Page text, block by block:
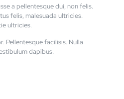
a pellentesque dui, non felis.
felis, malesuada ultricies.
ultricies.
Pellentesque facilisis. Nulla
dapibus.